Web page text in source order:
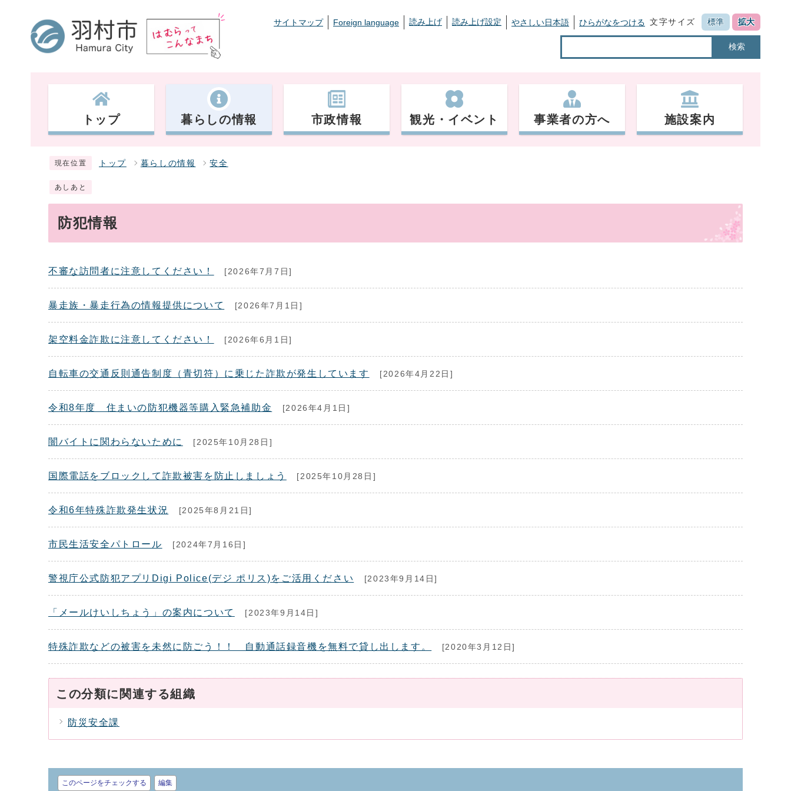
サイトマップ Foreign language 読み上げ 読み上げ設定 やさしい日本語 ひらがなをつける 文字サイズ 標準 拡大
検索
トップ 暮らしの情報 市政情報 観光・イベント 事業者の方へ 施設案内
現在位置 トップ 暮らしの情報 安全
あしあと
防犯情報
不審な訪問者に注意してください！ [2026年7月7日]
暴走族・暴走行為の情報提供について [2026年7月1日]
架空料金詐欺に注意してください！ [2026年6月1日]
自転車の交通反則通告制度（青切符）に乗じた詐欺が発生しています [2026年4月22日]
令和8年度 住まいの防犯機器等購入緊急補助金 [2026年4月1日]
闇バイトに関わらないために [2025年10月28日]
国際電話をブロックして詐欺被害を防止しましょう [2025年10月28日]
令和6年特殊詐欺発生状況 [2025年8月21日]
市民生活安全パトロール [2024年7月16日]
警視庁公式防犯アプリDigi Police(デジ ポリス)をご活用ください [2023年9月14日]
「メールけいしちょう」の案内について [2023年9月14日]
特殊詐欺などの被害を未然に防ごう！！ 自動通話録音機を無料で貸し出します。 [2020年3月12日]
この分類に関連する組織
防災安全課
このページをチェックする 編集